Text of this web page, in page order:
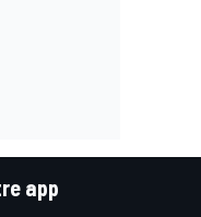
app